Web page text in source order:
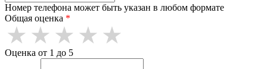
Номер телефона может быть указан в любом формате
Общая оценка *
Оценка от 1 до 5